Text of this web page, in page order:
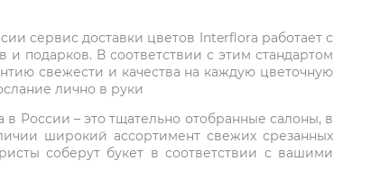
сервис доставки цветов Interflora работает с
подарков. В соответствии с этим стандартом
свежести и качества на каждую цветочную
лично в руки
России – это тщательно отобранные салоны, в
широкий ассортимент свежих срезанных
соберут букет в соответствии с вашими